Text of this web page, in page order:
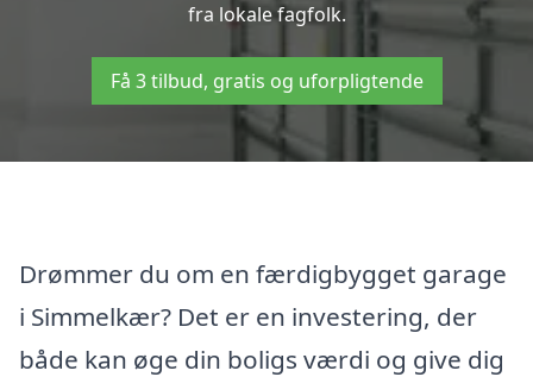
fra lokale fagfolk.
Få 3 tilbud, gratis og uforpligtende
Drømmer du om en færdigbygget garage
i Simmelkær? Det er en investering, der
både kan øge din boligs værdi og give dig